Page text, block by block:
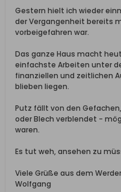
Gestern hielt ich wieder
der Vergangenheit bereits
vorbeigefahren war.
Das ganze Haus macht
einfachste Arbeiten unter
finanziellen und zeitlichen
blieben liegen.
Putz fällt von den
oder Blech verblendet -
waren.
Es tut weh, ansehen zu
Viele Grüße aus dem Werder
Wolfgang